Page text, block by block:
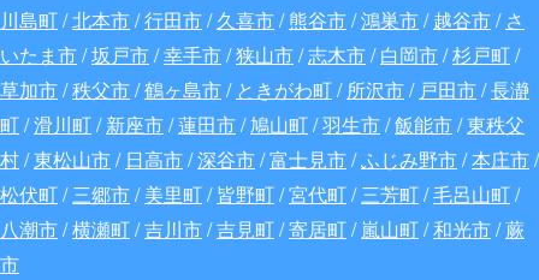
川島町/北本市/行田市/久喜市/熊谷市/鴻巣市/越谷市/ さ
いたま市/坂戸市/幸手市/狭山市/志木市/白岡市/杉戸町/
草加市/秩父市/鶴ヶ島市/ ときがわ町/所沢市/ 戸田市/長瀞
町/滑川町/新座市/蓮田市/鳩山町/羽生市/飯能市/東秩父
村/東松山市/ 日高市/深谷市/富士見市/ふじみ野市/本庄市/
松伏町/三郷市/美里町/皆野町/宮代町/三芳町/毛呂山町/
八潮市/横瀬町/吉川市/吉見町/寄居町/嵐山町/和光市/蕨
市